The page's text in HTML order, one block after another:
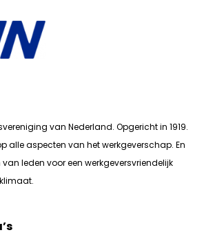
van Nederland. Opgericht in 1919.
alle aspecten van het werkgeverschap. En
leden voor een werkgeversvriendelijk